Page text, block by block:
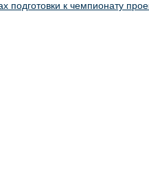
подготовки к чемпионату